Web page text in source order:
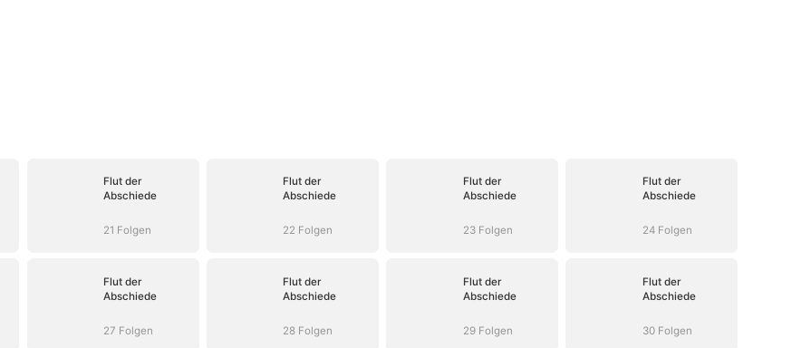
Flut der
Abschiede
21 Folgen
Flut der
Abschiede
22 Folgen
Flut der
Abschiede
23 Folgen
Flut der
Abschiede
24 Folgen
Flut der
Abschiede
27 Folgen
Flut der
Abschiede
28 Folgen
Flut der
Abschiede
29 Folgen
Flut der
Abschiede
30 Folgen